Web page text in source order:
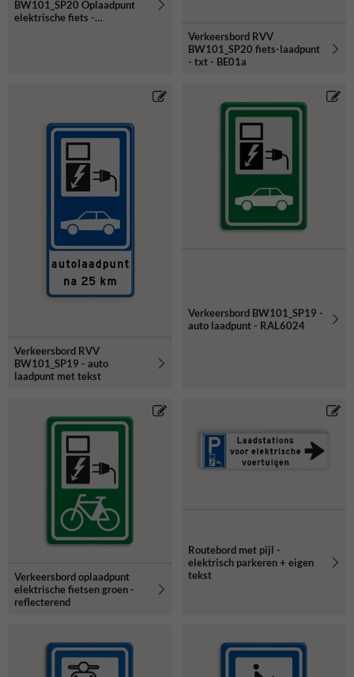
BW101_SP20 Oplaadpunt
elektrische fiets -
Verkeersbord RVV
BW101_SP20 fiets-laadpunt
- txt - BE01a
Verkeersbord RVV
BW101_SP19 - auto
laadpunt met tekst
Verkeersbord BW101_SP19 -
auto laadpunt - RAL6024
Verkeersbord oplaadpunt
elektrische fietsen groen -
reflecterend
Routebord met pijl -
elektrisch parkeren + eigen
tekst